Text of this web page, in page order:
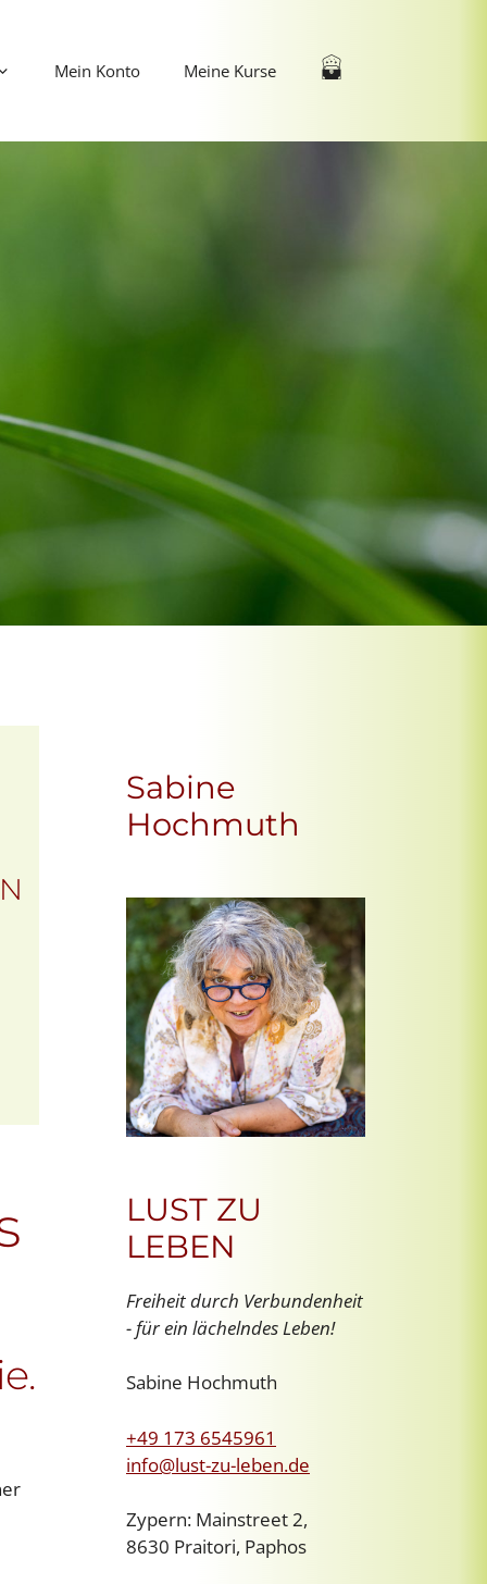
Mein Konto Meine Kurse
Office 365 Outlook Live
Sabine
Hochmuth
LUST ZU
LEBEN
Freiheit durch Verbundenheit
- für ein lächelndes Leben!
Sabine Hochmuth
+49 173 6545961
info@lust-zu-leben.de
Zypern: Mainstreet 2,
8630 Praitori, Paphos